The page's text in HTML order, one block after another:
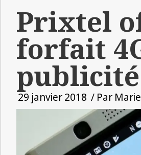
Prixtel
forfait
publicité
29 janvier 2018 / Par